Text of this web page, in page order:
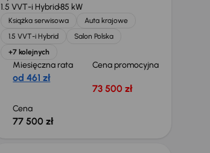
1.5 VVT-i Hybrid85 kW
Książka serwisowa
Auta krajowe
1.5 VVT-i Hybrid
Salon Polska
+7 kolejnych
Miesięczna rata
od 461 zł
Cena promocyjna
73 500 zł
Cena
77 500 zł
Świeżo skupione